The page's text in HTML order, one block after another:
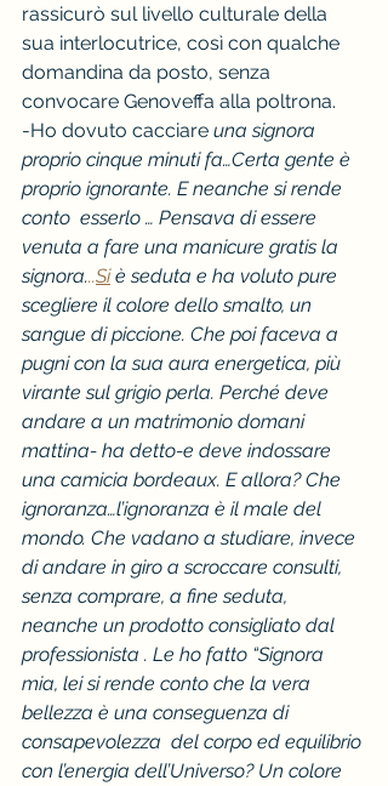
rassicurò sul livello culturale della
sua interlocutrice, così con qualche
domandina da posto, senza
convocare Genoveffa alla poltrona.
-Ho dovuto cacciare una signora
proprio cinque minuti fa…Certa gente è
proprio ignorante. E neanche si rende
conto  esserlo … Pensava di essere
venuta a fare una manicure gratis la
signora...Si è seduta e ha voluto pure
scegliere il colore dello smalto, un
sangue di piccione. Che poi faceva a
pugni con la sua aura energetica, più
virante sul grigio perla. Perché deve
andare a un matrimonio domani
mattina- ha detto-e deve indossare
una camicia bordeaux. E allora? Che
ignoranza…l’ignoranza è il male del
mondo. Che vadano a studiare, invece
di andare in giro a scroccare consulti,
senza comprare, a fine seduta,
neanche un prodotto consigliato dal
professionista . Le ho fatto “Signora
mia, lei si rende conto che la vera
bellezza è una conseguenza di
consapevolezza  del corpo ed equilibrio
con l’energia dell’Universo? Un colore